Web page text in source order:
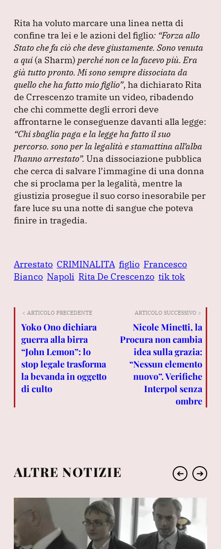
Rita ha voluto marcare una linea netta di
confine tra lei e le azioni del figlio: “Forza allo
Stato che fa ciò che deve giustamente. Sono venuta
a qui (a Sharm) perché non ce la facevo più. Era
già tutto pronto. Mi sono sempre dissociata da
quello che ha fatto mio figlio”, ha dichiarato Rita
de Crrescenzo tramite un video, ribadendo
che chi commette degli errori deve
affrontarne le conseguenze davanti alla legge:
“Chi sbaglia paga e la legge ha fatto il suo
percorso. sono per la legalità e stamattina all’alba
l’hanno arrestato”. Una dissociazione pubblica
che cerca di salvare l’immagine di una donna
che si proclama per la legalità, mentre la
giustizia prosegue il suo corso inesorabile per
fare luce su una notte di sangue che poteva
finire in tragedia.
Arrestato CRIMINALITA figlio Francesco
Bianco Napoli Rita De Crescenzo tik tok
< ARTICOLO PRECEDENTE
Yoko Ono dichiara
guerra alla birra
“John Lemon”: lo
stop legale trasforma
la bevanda in oggetto
di culto
ARTICOLO SUCCESSIVO >
Nicole Minetti, la
Procura non cambia
idea sulla grazia:
“Nessun elemento
nuovo”. Verifiche
Interpol senza
ombre
ALTRE NOTIZIE ➔ ➔